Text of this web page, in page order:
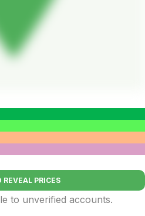
REVEAL PRICES
to unverified accounts.